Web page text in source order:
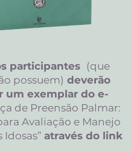
participantes (que
possuem) deverão
um exemplar do e-
de Preensão Palmar:
Avaliação e Manejo
Idosas” através do link